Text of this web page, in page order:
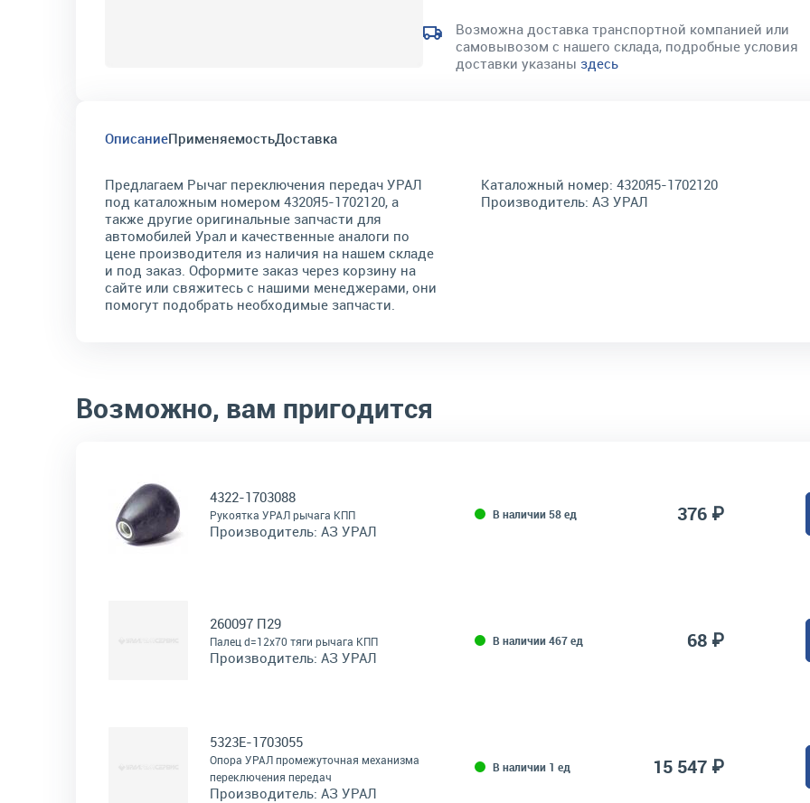
Возможна доставка транспортной компанией или
самовывозом с нашего склада, подробные условия
доставки указаны здесь
ОписаниеПрименяемостьДоставка
Предлагаем Рычаг переключения передач УРАЛ
под каталожным номером 4320Я5-1702120, а
также другие оригинальные запчасти для
автомобилей Урал и качественные аналоги по
цене производителя из наличия на нашем складе
и под заказ. Оформите заказ через корзину на
сайте или свяжитесь с нашими менеджерами, они
помогут подобрать необходимые запчасти.
Каталожный номер: 4320Я5-1702120
Производитель: АЗ УРАЛ
Возможно, вам пригодится
4322-1703088
Рукоятка УРАЛ рычага КПП
Производитель: АЗ УРАЛ
В наличии 58 ед 376 ₽
260097 П29
Палец d=12х70 тяги рычага КПП
Производитель: АЗ УРАЛ
В наличии 467 ед 68 ₽
5323Е-1703055
Опора УРАЛ промежуточная механизма
переключения передач
Производитель: АЗ УРАЛ
В наличии 1 ед 15 547 ₽